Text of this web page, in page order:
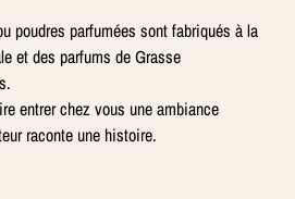
poudres parfumées sont fabriqués à la
et des parfums de Grasse
entrer chez vous une ambiance
raconte une histoire.